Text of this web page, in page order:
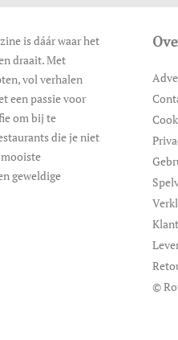
is dáár waar het
draait. Met
vol verhalen
een passie voor
om bij te
die je niet
geweldige
©